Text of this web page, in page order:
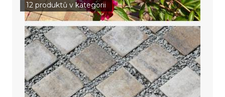
12 produktů v kategorii